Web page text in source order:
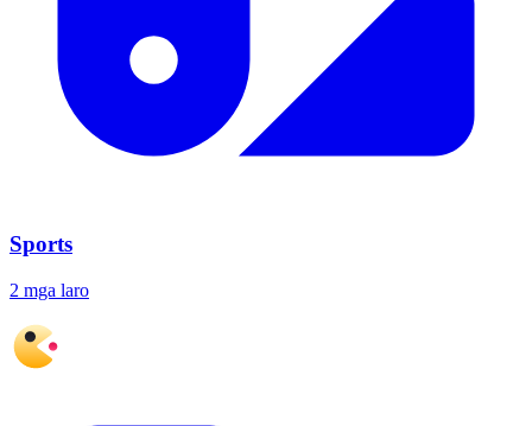
Sports
2 mga laro